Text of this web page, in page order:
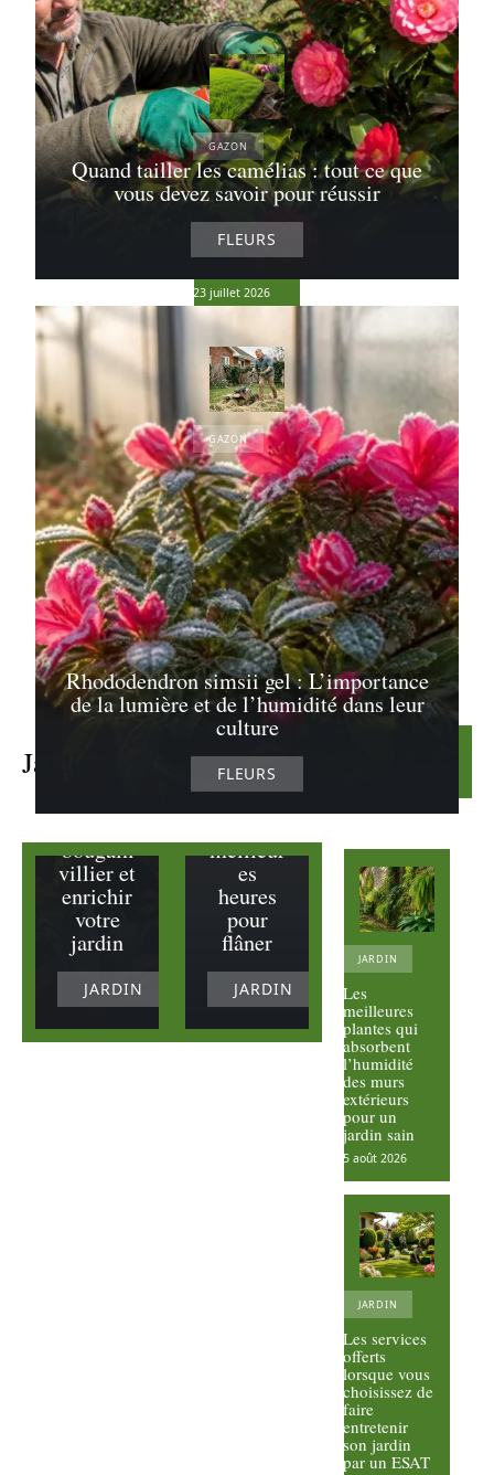
Quand tailler les camélias : tout ce que
vous devez savoir pour réussir
FLEURS
Rhododendron simsii gel : L’importance
de la lumière et de l’humidité dans leur
culture
FLEURS
GAZON
Gazon jardin
: comment le
limiter les
mauvaises
23 juillet 2026
GAZON
Scarifier la
pelouse pour
favoriser une
meilleure
repousse au
printemps
19 juillet 2026
Jardin
Les
bougain
villier et
enrichir
votre
jardin
JARDIN
Les
horaires
du
jardin
des
Tuileries
:
meilleur
es
heures
pour
flâner
JARDIN
JARDIN
Les
meilleures
plantes qui
absorbent
l’humidité
des murs
extérieurs
pour un
jardin sain
5 août 2026
JARDIN
Les services
offerts
lorsque vous
choisissez de
faire
entretenir
son jardin
par un ESAT